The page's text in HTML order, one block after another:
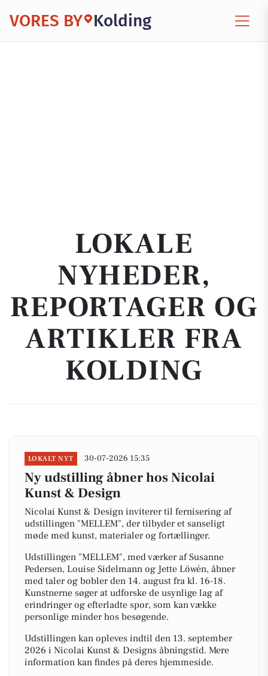
VORES BY Kolding
LOKALE
NYHEDER,
REPORTAGER OG
ARTIKLER FRA
KOLDING
LOKALT NYT 30-07-2026 15:35
Ny udstilling åbner hos Nicolai
Kunst & Design
Nicolai Kunst & Design inviterer til fernisering af
udstillingen "MELLEM", der tilbyder et sanseligt
møde med kunst, materialer og fortællinger.
Udstillingen "MELLEM", med værker af Susanne
Pedersen, Louise Sidelmann og Jette Löwén, åbner
med taler og bobler den 14. august fra kl. 16-18.
Kunstnerne søger at udforske de usynlige lag af
erindringer og efterladte spor, som kan vække
personlige minder hos besøgende.
Udstillingen kan opleves indtil den 13. september
2026 i Nicolai Kunst & Designs åbningstid. Mere
information kan findes på deres hjemmeside.